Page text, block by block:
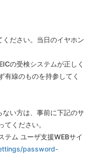
ださい。当日のイヤホン
の受検システムが正しく
有線のものを持参してく
い方は、事前に下記のサ
ください。
ム ユーザ支援WEBサイ
password-